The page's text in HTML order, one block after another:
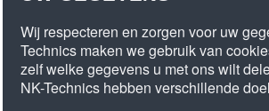
Tandriem Verbindingen
Wij respecteren en zorgen voor uw
Technics maken we gebruik van
zelf welke gegevens u met ons wilt
NK-Technics hebben verschillende